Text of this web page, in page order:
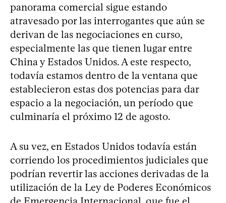
panorama comercial sigue estando
atravesado por las interrogantes que aún se
derivan de las negociaciones en curso,
especialmente las que tienen lugar entre
China y Estados Unidos. A este respecto,
todavía estamos dentro de la ventana que
establecieron estas dos potencias para dar
espacio a la negociación, un período que
culminaría el próximo 12 de agosto.
A su vez, en Estados Unidos todavía están
corriendo los procedimientos judiciales que
podrían revertir las acciones derivadas de la
utilización de la Ley de Poderes Económicos